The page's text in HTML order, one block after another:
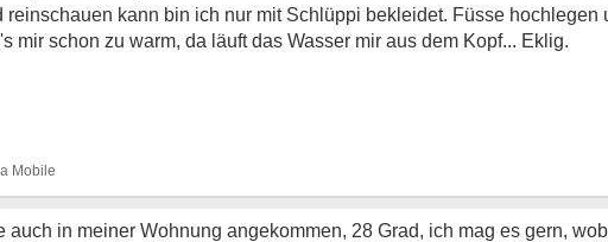
reinschauen kann bin ich nur mit Schlüppi bekleidet. Füsse
mir schon zu warm, da läuft das Wasser mir aus dem Kopf... Eklig.
auch in meiner Wohnung angekommen, 28 Grad, ich mag es gern,